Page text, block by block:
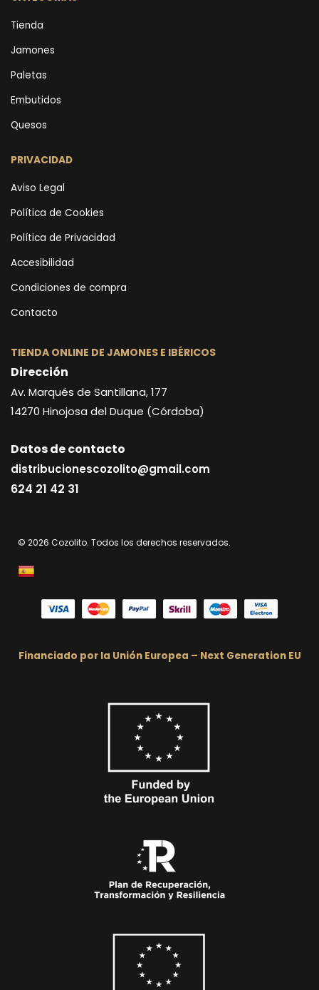
Tienda
Jamones
Paletas
Embutidos
Quesos
PRIVACIDAD
Aviso Legal
Política de Cookies
Política de Privacidad
Accesibilidad
Condiciones de compra
Contacto
TIENDA ONLINE DE JAMONES E IBÉRICOS
Dirección
Av. Marqués de Santillana, 177
14270 Hinojosa del Duque (Córdoba)
Datos de contacto
distribucionescozolito@gmail.com
624 21 42 31
© 2026 Cozolito. Todos los derechos reservados.
Financiado por la Unión Europea – Next Generation EU